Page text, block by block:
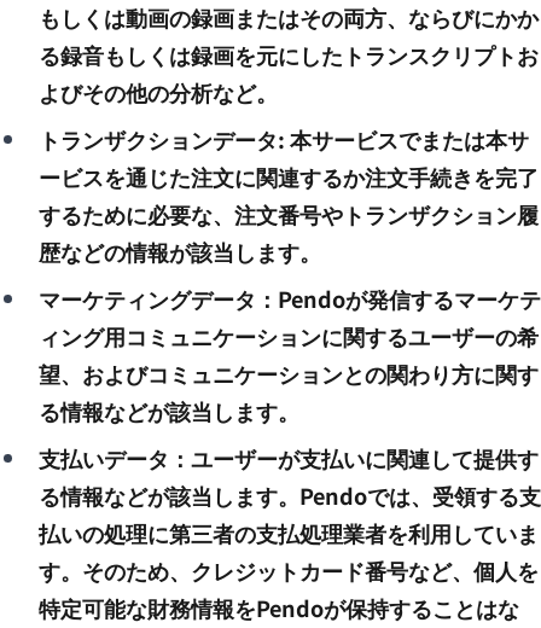
もしくは動画の録画またはその両方、ならびにかか
る録音もしくは録画を元にしたトランスクリプトお
よびその他の分析など。
トランザクションデータ: 本サービスでまたは本サ
ービスを通じた注文に関連するか注文手続きを完了
するために必要な、注文番号やトランザクション履
歴などの情報が該当します。
マーケティングデータ：Pendoが発信するマーケテ
ィング用コミュニケーションに関するユーザーの希
望、およびコミュニケーションとの関わり方に関す
る情報などが該当します。
支払いデータ：ユーザーが支払いに関連して提供す
る情報などが該当します。Pendoでは、受領する支
払いの処理に第三者の支払処理業者を利用していま
す。そのため、クレジットカード番号など、個人を
特定可能な財務情報をPendoが保持することはな